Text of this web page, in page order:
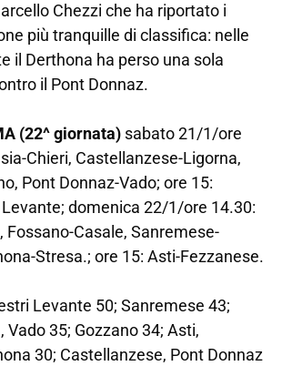
Chezzi che ha riportato i
più tranquille di classifica: nelle
il Derthona ha perso una sola
il Pont Donnaz.
(22^ giornata) sabato 21/1/ore
Chieri, Castellanzese-Ligorna,
Pont Donnaz-Vado; ore 15:
domenica 22/1/ore 14.30:
Fossano-Casale, Sanremese-
Stresa.; ore 15: Asti-Fezzanese.
Levante 50; Sanremese 43;
Vado 35; Gozzano 34; Asti,
30; Castellanzese, Pont Donnaz